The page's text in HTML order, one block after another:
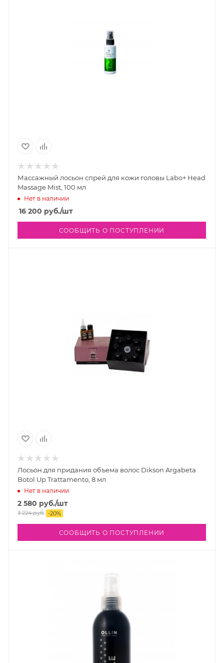
Массажный лосьон спрей для кожи головы Labo+ Head
Massage Mist, 100 мл
Нет в наличии
16 200 руб./шт
СООБЩИТЬ О ПОСТУПЛЕНИИ
Лосьон для придания объема волос Dikson Argabeta
Botol Up Trattamento, 8 мл
Нет в наличии
2 580 руб./шт
3 224руб. -20%
СООБЩИТЬ О ПОСТУПЛЕНИИ